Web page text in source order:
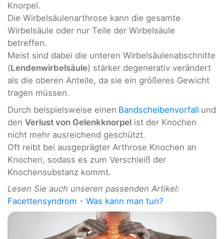
Knorpel.
Die Wirbelsäulenarthrose kann die gesamte
Wirbelsäule oder nur Teile der Wirbelsäule
betreffen.
Meist sind dabei die unteren Wirbelsäulenabschnitte
(Lendenwirbelsäule) stärker degenerativ verändert
als die oberen Anteile, da sie ein größeres Gewicht
tragen müssen.
Durch beispielsweise einen Bandscheibenvorfall und
den Verlust von Gelenkknorpel ist der Knochen
nicht mehr ausreichend geschützt.
Oft reibt bei ausgeprägter Arthrose Knochen an
Knochen, sodass es zum Verschleiß der
Knochensubstanz kommt.
Lesen Sie auch unseren passenden Artikel:
Facettensyndrom - Was kann man tun?